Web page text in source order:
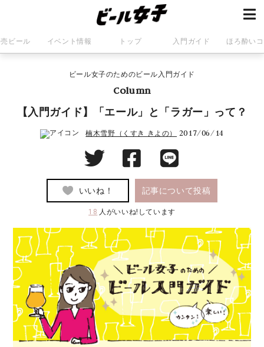
ビール イベント情報 トップ 入門ガイド ほろ酔い
ビール女子のためのビール入門ガイド
Column
【入門ガイド】「エール」と「ラガー」って？
楠木雪野（くすき きよの） 2017/06/14
いいね！ 記事について投稿
18 人がいいね!しています